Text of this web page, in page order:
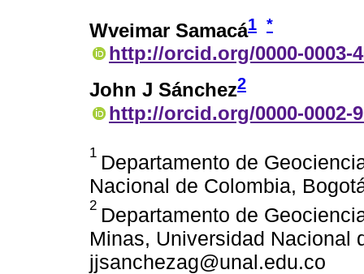
Wveimar Samacá1 *
http://orcid.org/0000-0003-
John J Sánchez2
http://orcid.org/0000-0002-
1 Departamento de
Nacional de Colombia,
2 Departamento de
Minas, Universidad Nacional
jjsanchezag@unal.edu.co